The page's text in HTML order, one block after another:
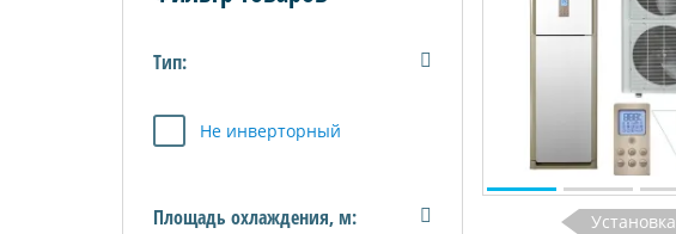
Тип:
Не инверторный
Площадь охлаждения, м: Установка